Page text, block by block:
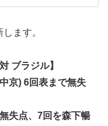
ます。
ブラジル】
京) 6回表まで無失
失点、7回を森下暢